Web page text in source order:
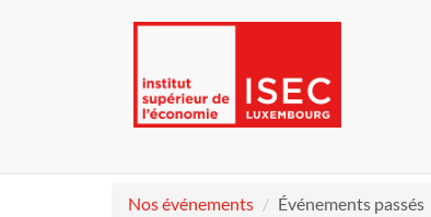
Nos événements
Événements passés